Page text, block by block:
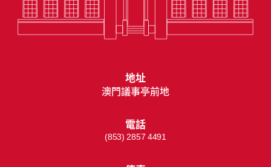
地址
澳門議事亭前地
電話
(853) 2857 4491